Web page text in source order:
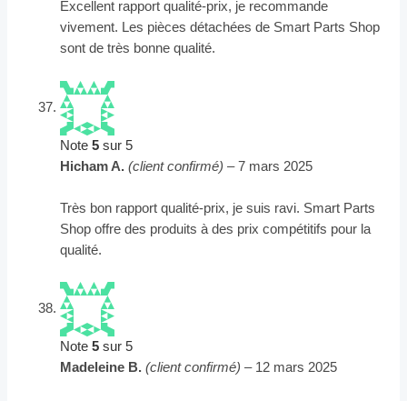
Excellent rapport qualité-prix, je recommande
vivement. Les pièces détachées de Smart Parts Shop
sont de très bonne qualité.
Note5 sur 5
Hicham A.(client confirmé) – 7 mars 2025
Très bon rapport qualité-prix, je suis ravi. Smart Parts
Shop offre des produits à des prix compétitifs pour la
qualité.
Note5 sur 5
Madeleine B.(client confirmé) – 12 mars 2025